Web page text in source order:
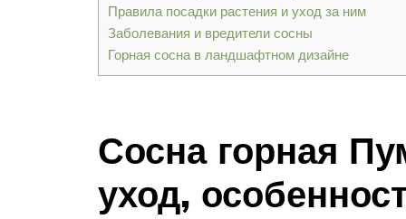
Правила посадки растения и уход за ним
Заболевания и вредители сосны
Горная сосна в ландшафтном дизайне
Сосна горная
уход,